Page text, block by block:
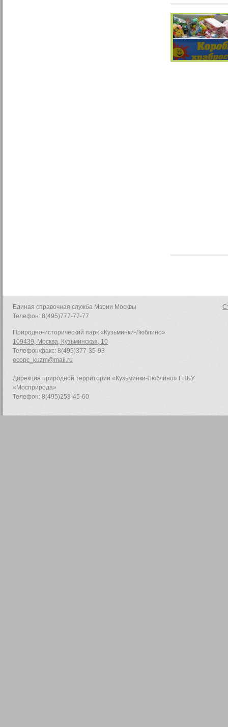
Единая справочная служба Мэрии Москвы
Телефон: 8(495)777-77-77
Природно-исторический парк «Кузьминки-Люблино»
109439, Москва, Кузьминская, 10
Телефон/факс: 8(495)377-35-93
ecopc_kuzm@mail.ru
Дирекция природной территории «Кузьминки-Люблино» ГПБУ
«Мосприрода»
Телефон: 8(495)258-45-60